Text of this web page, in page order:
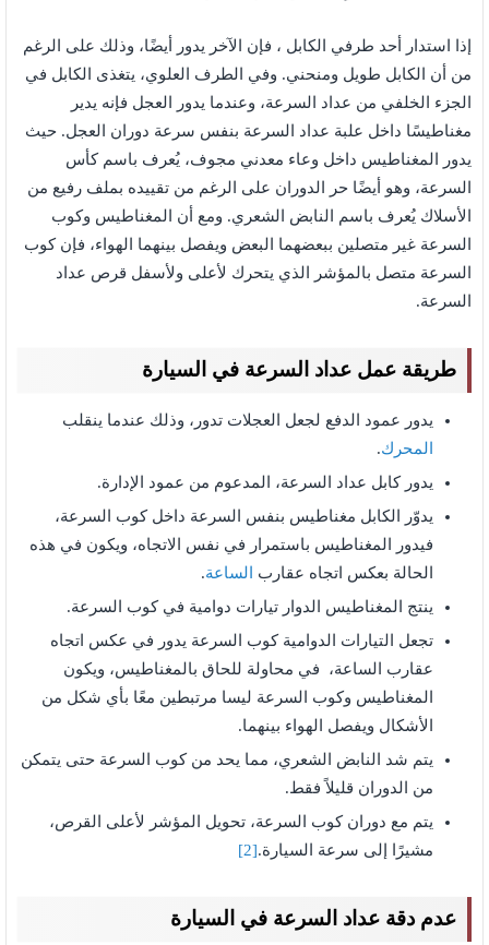
إذا استدار أحد طرفي الكابل ، فإن الآخر يدور أيضًا، وذلك على الرغم
من أن الكابل طويل ومنحني. وفي الطرف العلوي، يتغذى الكابل في
الجزء الخلفي من عداد السرعة، وعندما يدور العجل فإنه يدير
مغناطيسًا داخل علبة عداد السرعة بنفس سرعة دوران العجل. حيث
يدور المغناطيس داخل وعاء معدني مجوف، يُعرف باسم كأس
السرعة، وهو أيضًا حر الدوران على الرغم من تقييده بملف رفيع من
الأسلاك يُعرف باسم النابض الشعري. ومع أن المغناطيس وكوب
السرعة غير متصلين ببعضهما البعض ويفصل بينهما الهواء، فإن كوب
السرعة متصل بالمؤشر الذي يتحرك لأعلى ولأسفل قرص عداد
السرعة.
طريقة عمل عداد السرعة في السيارة
يدور عمود الدفع لجعل العجلات تدور، وذلك عندما ينقلب
المحرك.
يدور كابل عداد السرعة، المدعوم من عمود الإدارة.
يدوّر الكابل مغناطيس بنفس السرعة داخل كوب السرعة،
فيدور المغناطيس باستمرار في نفس الاتجاه، ويكون في هذه
الحالة بعكس اتجاه عقارب
الساعة.
ينتج المغناطيس الدوار تيارات دوامية في كوب السرعة.
تجعل التيارات الدوامية كوب السرعة يدور في عكس اتجاه
عقارب الساعة، في محاولة للحاق بالمغناطيس، ويكون
المغناطيس وكوب السرعة ليسا مرتبطين معًا بأي شكل من
الأشكال ويفصل الهواء بينهما.
يتم شد النابض الشعري، مما يحد من كوب السرعة حتى يتمكن
من الدوران قليلاً فقط.
يتم مع دوران كوب السرعة، تحويل المؤشر لأعلى القرص،
مشيرًا إلى سرعة السيارة.[2]
عدم دقة عداد السرعة في السيارة